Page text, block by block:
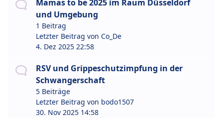
Mamas to be 2025 im Raum Düsseldorf
und Umgebung
1 Beitrag
Letzter Beitrag von Co_De
4. Dez 2025 22:58
RSV und Grippeschutzimpfung in der
Schwangerschaft
5 Beiträge
Letzter Beitrag von bodo1507
30. Nov 2025 14:58